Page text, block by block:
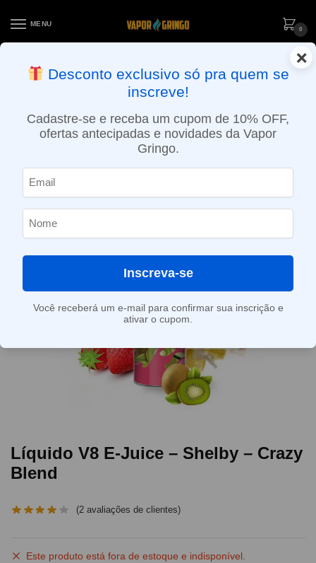
MENU
0
ENTREGA NO MESMO DIA EM SÃO PAULO (SEG A SEX): PEDIDOS
APROVADOS ATÉ 15:30 VIA MOTOBOY
Líquido V8 E-Juice – Shelby – Crazy
Blend
(2 avaliações de clientes)
Este produto está fora de estoque e indisponível.
×
Desconto exclusivo só pra quem se
inscreve!
Cadastre-se e receba um cupom de 10% OFF,
ofertas antecipadas e novidades da Vapor
Gringo.
Inscreva-se
Você receberá um e-mail para confirmar sua inscrição e
ativar o cupom.